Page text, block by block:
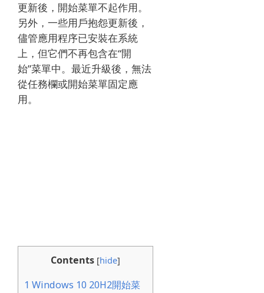
更新後，開始菜單不起作用。
另外，一些用戶抱怨更新後，
儘管應用程序已安裝在系統
上，但它們不再包含在“開
始”菜單中。 最近升級後，無法
從任務欄或開始菜單固定應
用。
Contents [hide]
1 Windows 10 20H2開始菜